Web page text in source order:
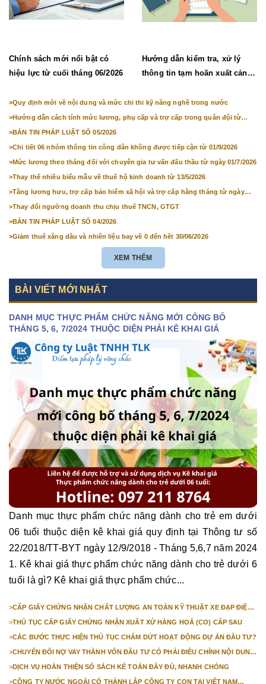
Chính sách mới nổi bật có
hiệu lực từ cuối tháng 06/2026
Hướng dẫn kiểm tra, xử lý
thông tin tạm hoãn xuất cảnh,
>Quy định mới về nội dung và mức chi thi kỹ năng nghề trong nước
>Hướng dẫn cách tính mức lương, phụ cấp và trợ cấp trong quân đội từ
>BẢN TIN PHÁP LUẬT SỐ 05/2026
>Chi tiết 06 nhóm thông tin công dân không được tiếp cận từ 01/9/2026
>Mức lương theo tháng đối với chuyên gia tư vấn đấu thầu từ ngày 01/7/2026
>Thay thế nhiều biểu mẫu về thuế hộ kinh doanh từ 13/5/2026
>Tăng lương hưu, trợ cấp bảo hiểm xã hội và trợ cấp hằng tháng từ ngày
>Thay đổi ngưỡng doanh thu chịu thuế TNCN, GTGT
>BẢN TIN PHÁP LUẬT SỐ 04/2026
>Giảm thuế xăng dầu và nhiên liệu bay về 0 đến hết 30/06/2026
XEM THÊM
BÀI VIẾT MỚI NHẤT
DANH MỤC THỰC PHẨM CHỨC NĂNG MỚI CÔNG BỐ
THÁNG 5, 6, 7/2024 THUỘC DIỆN PHẢI KÊ KHAI GIÁ
Danh mục thực phẩm chức năng dành cho trẻ em dưới
06 tuổi thuộc diện kê khai giá quy định tại Thông tư số
22/2018/TT-BYT ngày 12/9/2018 - Tháng 5,6,7 năm 2024
1. Kê khai giá thực phẩm chức năng dành cho trẻ dưới 6
tuổi là gì? Kê khai giá thực phẩm chức...
>CẤP GIẤY CHỨNG NHẬN CHẤT LƯỢNG AN TOÀN KỸ THUẬT XE ĐẠP ĐIỆN
NHẬP KHẨU
>THỦ TỤC CẤP GIẤY CHỨNG NHẬN XUẤT XỨ HÀNG HOÁ (CO) CẤP SAU
>CÁC BƯỚC THỰC HIỆN THỦ TỤC CHẤM DỨT HOẠT ĐỘNG DỰ ÁN ĐẦU TƯ?
>CHUYỂN ĐỔI NỢ VAY THÀNH VỐN ĐẦU TƯ CÓ PHẢI ĐIỀU CHỈNH NỘI DUNG
GIẤY CHỨNG NHẬN ĐĂNG KÝ ĐẦU TƯ KHÔNG?
>DỊCH VỤ HOÀN THIỆN SỔ SÁCH KẾ TOÁN ĐẦY ĐỦ, NHANH CHÓNG
>CÔNG TY NƯỚC NGOÀI CÓ THÀNH LẬP CÔNG TY CON TẠI VIỆT NAM